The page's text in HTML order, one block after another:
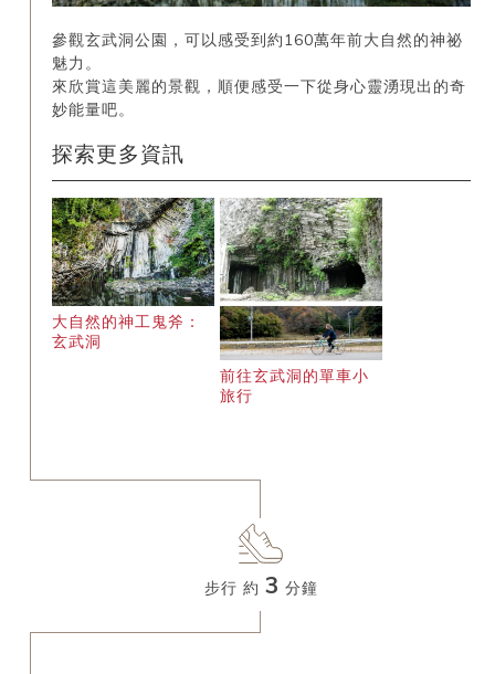
參觀玄武洞公園，可以感受到約160萬年前大自然的神祕
魅力。
來欣賞這美麗的景觀，順便感受一下從身心靈湧現出的奇
妙能量吧。
探索更多資訊
大自然的神工鬼斧：
玄武洞
前往玄武洞的單車小
旅行
步行 約 3 分鐘